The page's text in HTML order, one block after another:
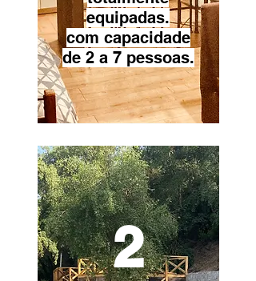
equipadas.
com capacidade
de 2 a 7 pessoas.
2